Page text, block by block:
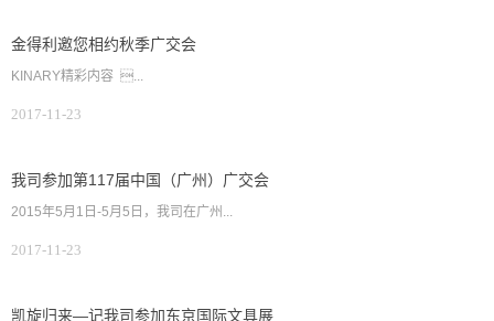
金得利邀您相约秋季广交会
KINARY精彩内容 ...
2017-11-23
我司参加第117届中国（广州）广交会
2015年5月1日-5月5日，我司在广州...
2017-11-23
凯旋归来—记我司参加东京国际文具展